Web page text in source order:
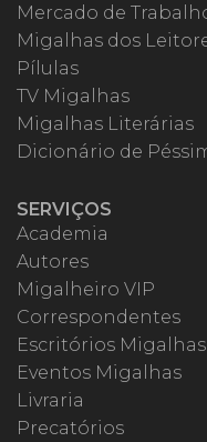
Mercado de
Migalhas dos
Pílulas
TV Migalhas
Migalhas Literárias
Dicionário de
SERVIÇOS
Academia
Autores
Migalheiro VIP
Correspondentes
Escritórios Migalhas
Eventos Migalhas
Livraria
Precatórios